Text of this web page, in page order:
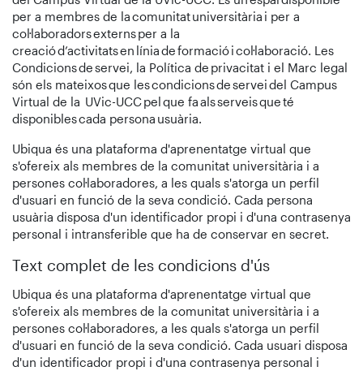
per a membres de la comunitat universitària i per a
col·laboradors externs per a la
creació d’activitats en línia de formació i col·laboració. Les
Condicions de servei, la Política de privacitat i el Marc legal
són els mateixos que les condicions de servei del Campus
Virtual de la UVic-UCC pel que fa als serveis que té
disponibles cada persona usuària.
Ubiqua és una plataforma d'aprenentatge virtual que
s'ofereix als membres de la comunitat universitària i a
persones col·laboradores, a les quals s'atorga un perfil
d'usuari en funció de la seva condició. Cada persona
usuària disposa d'un identificador propi i d'una contrasenya
personal i intransferible que ha de conservar en secret.
Text complet de les condicions d'ús
Ubiqua és una plataforma d'aprenentatge virtual que
s'ofereix als membres de la comunitat universitària i a
persones col·laboradores, a les quals s'atorga un perfil
d'usuari en funció de la seva condició. Cada usuari disposa
d'un identificador propi i d'una contrasenya personal i